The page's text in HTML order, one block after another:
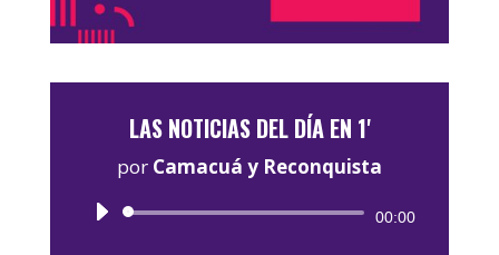
LAS NOTICIAS DEL DÍA EN 1'
por Camacuá y Reconquista
Reproductor
00:00